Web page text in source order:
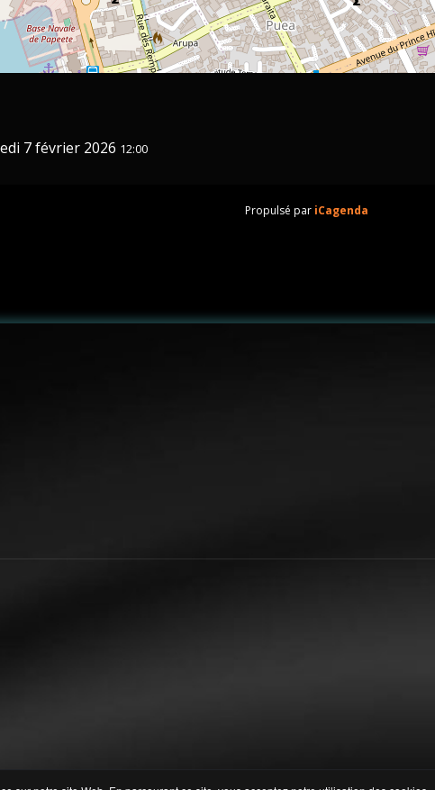
7 février 2026 12:00
Propulsé par iCagenda